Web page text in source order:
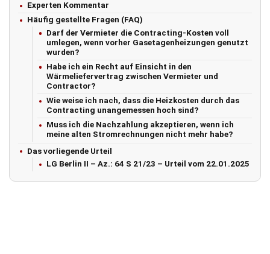
Experten Kommentar
Häufig gestellte Fragen (FAQ)
Darf der Vermieter die Contracting-Kosten voll
umlegen, wenn vorher Gasetagenheizungen genutzt
wurden?
Habe ich ein Recht auf Einsicht in den
Wärmeliefervertrag zwischen Vermieter und
Contractor?
Wie weise ich nach, dass die Heizkosten durch das
Contracting unangemessen hoch sind?
Muss ich die Nachzahlung akzeptieren, wenn ich
meine alten Stromrechnungen nicht mehr habe?
Das vorliegende Urteil
LG Berlin II – Az.: 64 S 21/23 – Urteil vom 22.01.2025